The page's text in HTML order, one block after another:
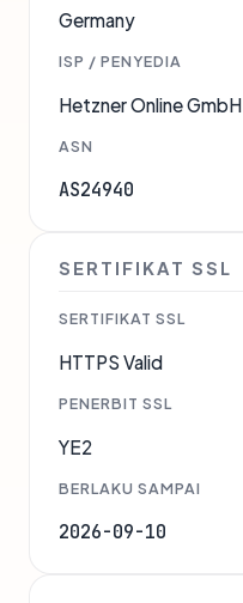
Germany
ISP / PENYEDIA
Hetzner Online GmbH
ASN
AS24940
SERTIFIKAT SSL
SERTIFIKAT SSL
HTTPS Valid
PENERBIT SSL
YE2
BERLAKU SAMPAI
2026-09-10